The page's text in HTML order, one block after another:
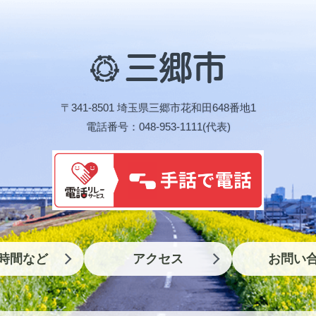
三
郷
〒341-8501 埼玉県三郷市花和田648番地1
電話番号：048-953-1111(代表)
間など アクセス お問い